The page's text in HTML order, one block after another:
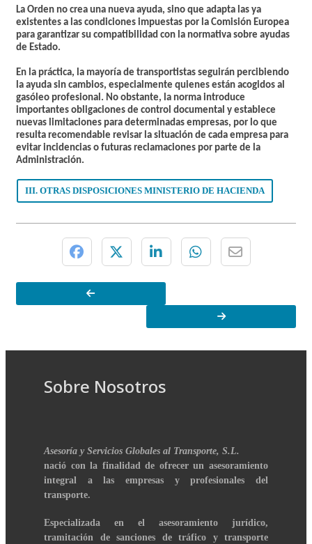
La Orden no crea una nueva ayuda, sino que adapta las ya
existentes a las condiciones impuestas por la Comisión Europea
para garantizar su compatibilidad con la normativa sobre ayudas
de Estado.
En la práctica, la mayoría de transportistas seguirán percibiendo
la ayuda sin cambios, especialmente quienes están acogidos al
gasóleo profesional. No obstante, la norma introduce
importantes obligaciones de control documental y establece
nuevas limitaciones para determinadas empresas, por lo que
resulta recomendable revisar la situación de cada empresa para
evitar incidencias o futuras reclamaciones por parte de la
Administración.
III. OTRAS DISPOSICIONES MINISTERIO DE HACIENDA
Sobre Nosotros
Asesoría y Servicios Globales al Transporte, S.L.
nació con la finalidad de ofrecer un asesoramiento
integral a las empresas y profesionales del
transporte.
Especializada en el asesoramiento jurídico,
tramitación de sanciones de tráfico y transporte